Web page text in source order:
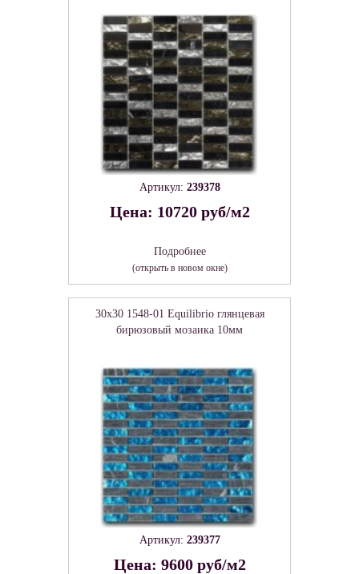
Артикул: 239378
Цена: 10720 руб/м2
Подробнее
(открыть в новом окне)
30x30 1548-01 Equilibrio глянцевая
бирюзовый мозаика 10мм
Артикул: 239377
Цена: 9600 руб/м2